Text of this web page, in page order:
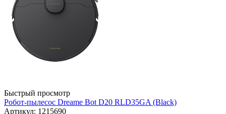
Быстрый просмотр
Робот-пылесос Dreame Bot D20 RLD35GA (Black)
Артикул: 1215690